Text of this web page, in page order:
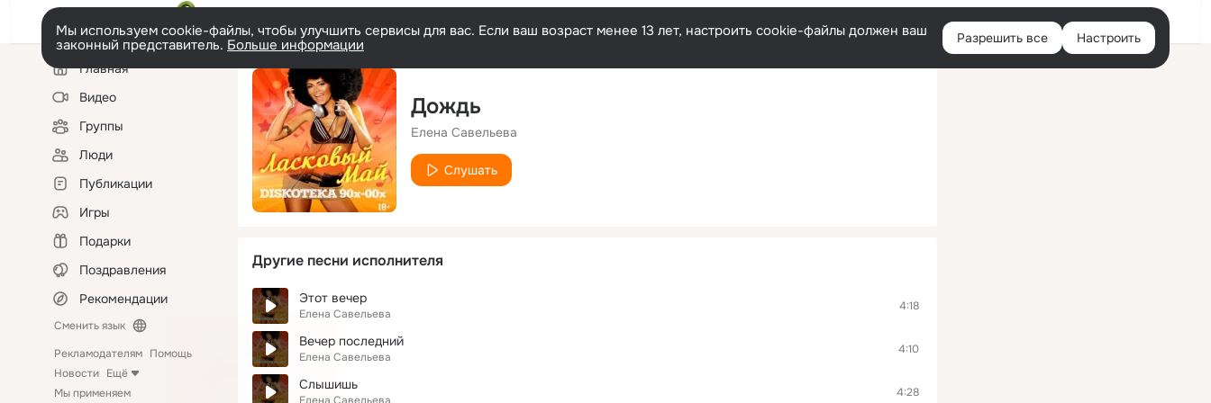
Войти
Мы используем cookie-файлы, чтобы улучшить сервисы для вас. Если ваш возраст менее 13 лет, настроить cookie-файлы должен ваш
законный представитель. Больше информации Разрешить все Настроить
Левая
колонкаГлавная
Видео
Группы
Люди
Публикации
Игры
Подарки
Поздравления
Рекомендации
Сменить язык
Рекламодателям Помощь
Новости Ещё
Мы применяем
Дождь
Елена Савельева
Слушать
Другие песни исполнителя
Этот вечер
Елена Савельева
4:18
Вечер последний
Елена Савельева
4:10
Слышишь 4:28